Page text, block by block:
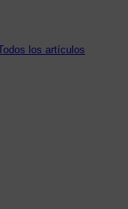
los artículos